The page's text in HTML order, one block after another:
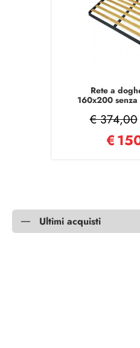
Rete a
160x200
€ 374,00
€
Ultimi acquisti